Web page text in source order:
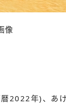
像
2022年)、あ